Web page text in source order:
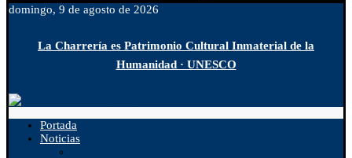
domingo, 9 de agosto de 2026
La Charrería es Patrimonio Cultural Inmaterial de la
Humanidad · UNESCO
Portada
Noticias